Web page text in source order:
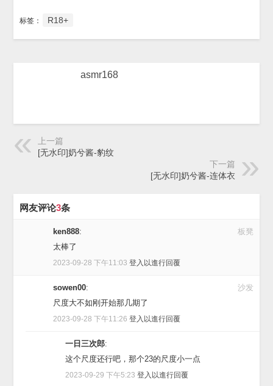
标签： R18+
asmr168
上一篇
[无水印]奶兮酱-豹纹
下一篇
[无水印]奶兮酱-连体衣
网友评论3条
板凳
ken888:
太棒了
2023-09-28 下午11:03登入以進行回覆
沙发
sowen00:
尺度大不如刚开始那几期了
2023-09-28 下午11:26登入以進行回覆
一日三次郎:
这个尺度还行吧，那个23的尺度小一点
2023-09-29 下午5:23登入以進行回覆